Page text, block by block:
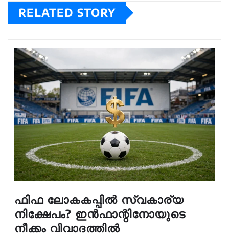
RELATED STORY
ഫിഫ ലോകകപ്പിൽ സ്വകാര്യ
നിക്ഷേപം? ഇൻഫാന്റിനോയുടെ
നീക്കം വിവാദത്തിൽ